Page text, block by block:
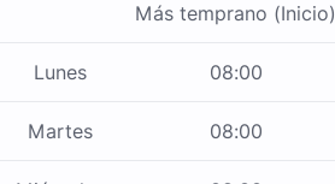
Más temprano (Inicio)
Lunes 08:00
Martes 08:00